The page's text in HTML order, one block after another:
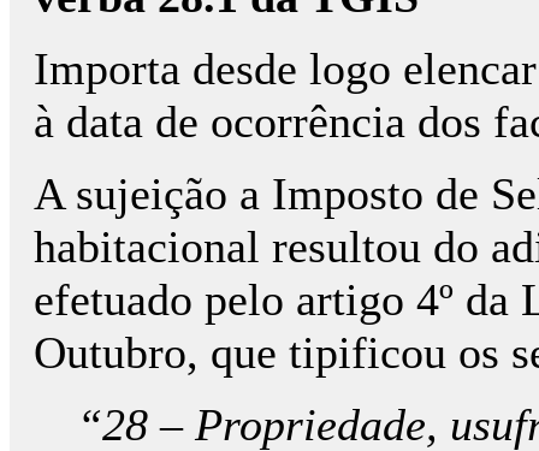
Importa desde logo
à data de ocorrência dos
A sujeição a Imposto de
habitacional resultou do
efetuado pelo artigo 4º da
Outubro, que tipificou os
“28 – Propriedade,